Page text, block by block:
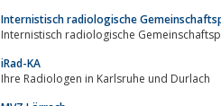
Internistisch radiologische
iRad-KA
Ihre Radiologen in Karlsruhe und Durlach